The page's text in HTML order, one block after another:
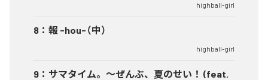
highball-girl
8 ： 報 -hou-（中）
highball-girl
9 ： サマタイム。～ぜんぶ、夏のせい！ (feat.